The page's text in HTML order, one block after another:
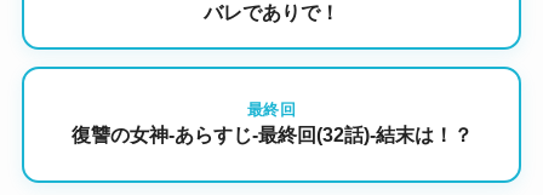
バレでありで！
最終回
復讐の女神-あらすじ-最終回(32話)-結末は！？